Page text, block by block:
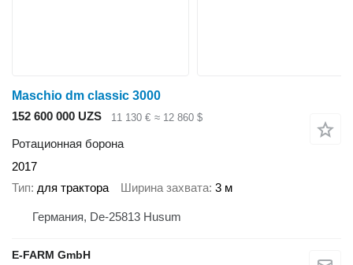
Maschio dm classic 3000
152 600 000 UZS
11 130 € ≈ 12 860 $
Ротационная борона
2017
Тип для трактора Ширина захвата 3 м
Германия, De-25813 Husum
E-FARM GmbH